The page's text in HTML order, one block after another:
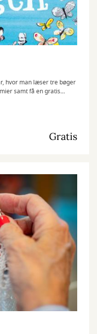
hvor man læser tre bøger
samt få en gratis
Gratis